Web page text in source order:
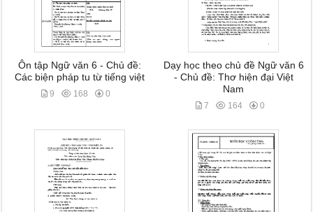
Ôn tập Ngữ văn 6 - Chủ đề:
Các biện pháp tu từ tiếng việt
9 168 0
Dạy học theo chủ đề Ngữ văn 6
- Chủ đề: Thơ hiện đại Việt
Nam
7 164 0